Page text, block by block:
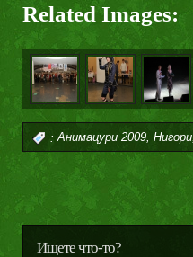
Related Images:
: Анимацури 2009, Нигори,
Ищете что-то?